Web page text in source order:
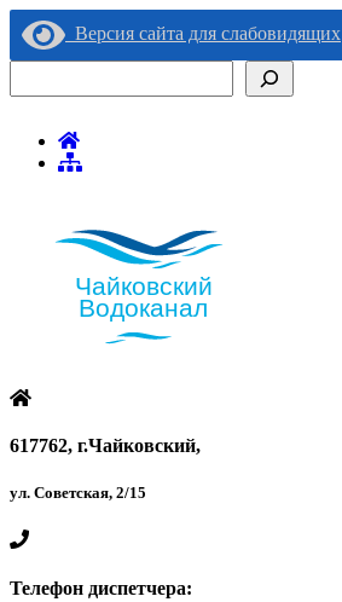
Версия сайта для слабовидящих
617762, г.Чайковский,
ул. Советская, 2/15
Телефон диспетчера: